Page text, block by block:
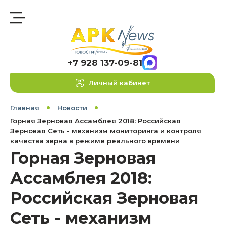
+7 928 137-09-81
Личный кабинет
Главная
Новости
Горная Зерновая Ассамблея 2018: Российская
Зерновая Сеть - механизм мониторинга и контроля
качества зерна в режиме реального времени
Горная Зерновая
Ассамблея 2018:
Российская Зерновая
Сеть - механизм